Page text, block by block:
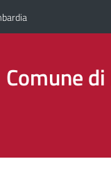
Comune